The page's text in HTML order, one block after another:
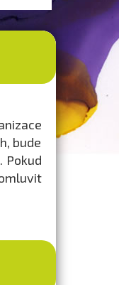
bude
Pokud